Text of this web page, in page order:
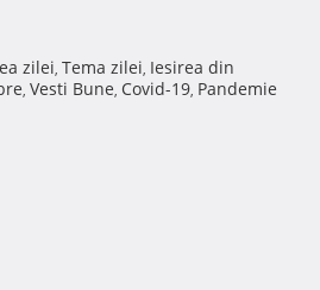
zilei, Tema zilei, Iesirea din
, Vesti Bune, Covid-19, Pandemie